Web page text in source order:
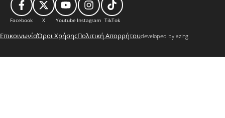
Facebook X Youtube Instagram TikTok
ΕπικοινωνίαΌροι ΧρήσηςΠολιτική Απορρήτουdeveloped by azing